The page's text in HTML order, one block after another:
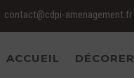
contact@cdpi-amenagement.fr
ACCUEIL DÉCORER